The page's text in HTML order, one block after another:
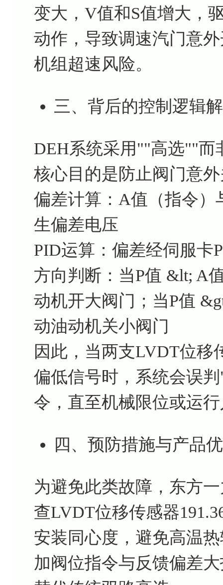
变大，V值和S值增大，
动作，导致调速汽门意
机组超速风险。
三、背后的控制逻辑
DEH系统采用""高选""
核心目的是防止阀门意
偏差计算：A值（指令）
生偏差电压
PID运算：偏差经伺服卡
方向判断：当P值 &lt; A
动机开大阀门；当P值
动油动机关小阀门
因此，当两支LVDT位移
偏低信号时，系统会误
令，直至机械限位或运
四、预防措施与产品
为避免此类故障，东方
查LVDT位移传感器
安装同心度，避免高温
加阀位指令与反馈偏差